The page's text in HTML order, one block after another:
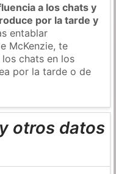
a los chats y
por la tarde y
entablar
McKenzie, te
chats en los
por la tarde o de
otros datos